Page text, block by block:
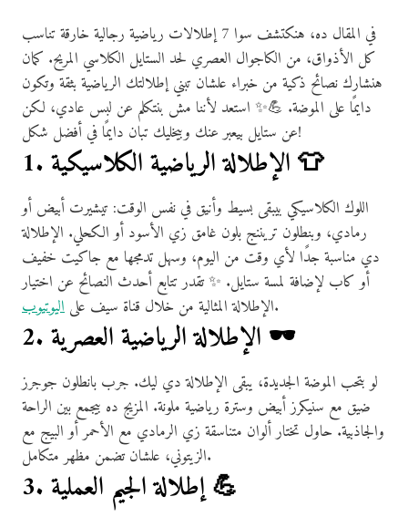
في المقال ده، هنكتشف سوا 7 إطلالات رياضية رجالية خارقة تناسب
كل الأذواق، من الكاجوال العصري لحد الستايل الكلاسي المريح. كمان
هنشارك نصائح ذكية من خبراء علشان تبني إطلالتك الرياضية بثقة وتكون
دايمًا على الموضة. 💪✨ استعد لأننا مش بنتكلم عن لبس عادي، لكن
عن ستايل بيعبر عنك وبيخليك تبان دايمًا في أفضل شكل!
1. الإطلالة الرياضية الكلاسيكية 👕
اللوك الكلاسيكي بيبقى بسيط وأنيق في نفس الوقت: تيشيرت أبيض أو
رمادي، وبنطلون تريننج بلون غامق زي الأسود أو الكحلي. الإطلالة
دي مناسبة جدًا لأي وقت من اليوم، وسهل تدمجها مع جاكيت خفيف
أو كاب لإضافة لمسة ستايل. ✨ تقدر تتابع أحدث النصائح عن اختيار
الإطلالة المثالية من خلال قناة سيف على اليوتيوب .
2. الإطلالة الرياضية العصرية 🕶️
لو بتحب الموضة الجديدة، يبقى الإطلالة دي ليك. جرب بانطلون جوجرز
ضيق مع سنيكرز أبيض وسترة رياضية ملونة. المزيج ده بيجمع بين الراحة
والجاذبية. حاول تختار ألوان متناسقة زي الرمادي مع الأحمر أو البيج مع
الزيتوني، علشان تضمن مظهر متكامل.
3. إطلالة الجيم العملية 💪